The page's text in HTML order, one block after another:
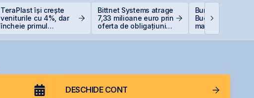
TeraPlast își crește
veniturile cu 4%, dar
încheie primul
Bittnet Systems atrage
7,33 milioane euro prin
oferta de obligațiuni
Bursa de Valori
București devine
mai performantă
din lume
DESCHIDE CONT